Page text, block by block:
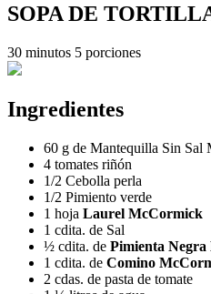
SOPA DE
30 minutos 5 porciones
Ingredientes
60 g de Mantequilla Sin Sal
4 tomates riñón
1/2 Cebolla perla
1/2 Pimiento verde
1 hoja Laurel McCormick
1 cdita. de Sal
½ cdita. de Pimienta
1 cdita. de Comino
2 cdas. de pasta de tomate